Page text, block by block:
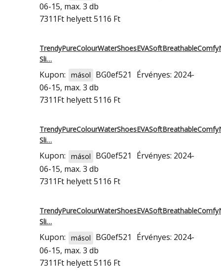
06-15, max. 3 db
7311Ft helyett 5116 Ft
Sli…
Kupon: másol BG0ef521
Érvényes: 2024-
06-15, max. 3 db
7311Ft helyett 5116 Ft
Sli…
Kupon: másol BG0ef521
Érvényes: 2024-
06-15, max. 3 db
7311Ft helyett 5116 Ft
Sli…
Kupon: másol BG0ef521
Érvényes: 2024-
06-15, max. 3 db
7311Ft helyett 5116 Ft